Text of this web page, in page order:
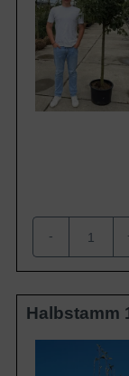
-
Halbstamm